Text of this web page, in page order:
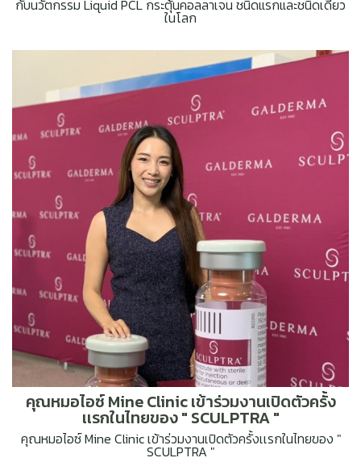
กับนวัตกรรม Liquid PCL กระตุ้นคอลลาเจน ชนิดแรกและชนิดเดียว
ในโลก
คุณหมอไอซ์ Mine Clinic เข้าร่วมงานเปิดตัวครั้ง
เเรกในไทยของ " SCULPTRA "
คุณหมอไอซ์ Mine Clinic เข้าร่วมงานเปิดตัวครั้งเเรกในไทยของ "
SCULPTRA "